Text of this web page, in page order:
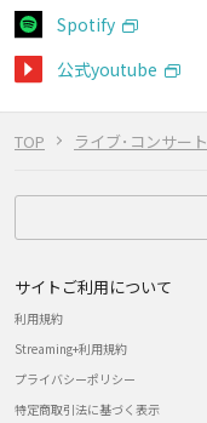
TOP ライブ･コンサート
Spotify
公式youtube
サイトご利用について
利用規約
Streaming+利用規約
プライバシーポリシー
特定商取引法に基づく表示